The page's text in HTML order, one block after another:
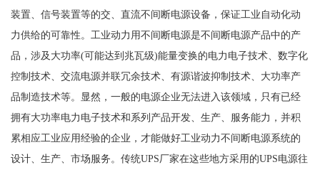
装置、信号装置等的交、直流不间断电源设备，保证工业自动化动
力供给的可靠性。工业动力用不间断电源是不间断电源产品中的产
品，涉及大功率(可能达到兆瓦级)能量变换的电力电子技术、数字化
控制技术、交流电源并联冗余技术、有源谐波抑制技术、大功率产
品制造技术等。显然，一般的电源企业无法进入该领域，只有已经
拥有大功率电力电子技术和系列产品开发、生产、服务能力，并积
累相应工业应用经验的企业，才能做好工业动力不间断电源系统的
设计、生产、市场服务。传统UPS厂家在这些地方采用的UPS电源往